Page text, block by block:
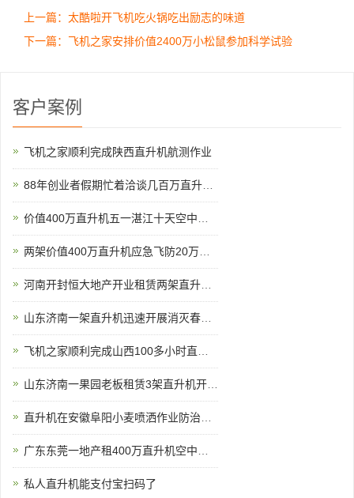
上一篇：太酷啦开飞机吃火锅吃出励志的味道
下一篇：飞机之家安排价值2400万小松鼠参加科学试验
客户案例
飞机之家顺利完成陕西直升机航测作业
88年创业者假期忙着洽谈几百万直升机生意
价值400万直升机五一湛江十天空中看花海
两架价值400万直升机应急飞防20万亩小麦赤霉病
河南开封恒大地产开业租赁两架直升机空中看房
山东济南一架直升机迅速开展消灭春尺蠖行动
飞机之家顺利完成山西100多小时直升机测绘
山东济南一果园老板租赁3架直升机开业庆典
直升机在安徽阜阳小麦喷洒作业防治赤霉病
广东东莞一地产租400万直升机空中看房
私人直升机能支付宝扫码了